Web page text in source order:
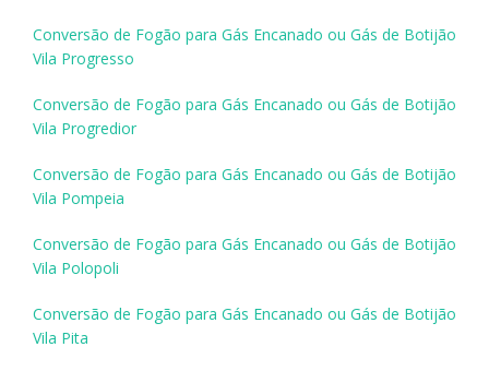
Conversão de Fogão para Gás Encanado ou Gás de Botijão
Vila Progresso
Conversão de Fogão para Gás Encanado ou Gás de Botijão
Vila Progredior
Conversão de Fogão para Gás Encanado ou Gás de Botijão
Vila Pompeia
Conversão de Fogão para Gás Encanado ou Gás de Botijão
Vila Polopoli
Conversão de Fogão para Gás Encanado ou Gás de Botijão
Vila Pita